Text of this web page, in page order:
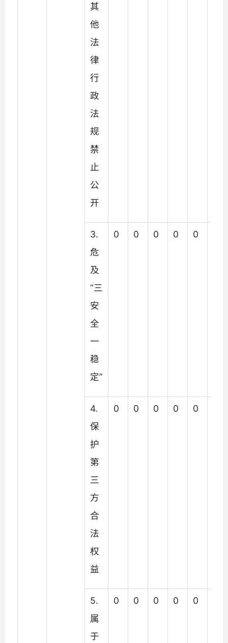
其
他
法
律
行
政
法
规
禁
止
公
开
3.
危
及
“三
安
全
一
稳
定”
0 0 0 0 0
4.
保
护
第
三
方
合
法
权
益
0 0 0 0 0
5.
属
于
0 0 0 0 0